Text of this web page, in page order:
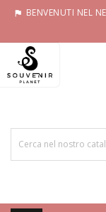

BENVENUTI NEL